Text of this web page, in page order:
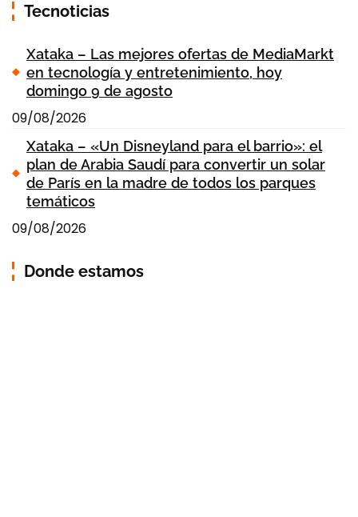
Tecnoticias
Xataka – Las mejores ofertas de MediaMarkt
en tecnología y entretenimiento, hoy
domingo 9 de agosto
09/08/2026
Xataka – «Un Disneyland para el barrio»: el
plan de Arabia Saudí para convertir un solar
de París en la madre de todos los parques
temáticos
09/08/2026
Donde estamos